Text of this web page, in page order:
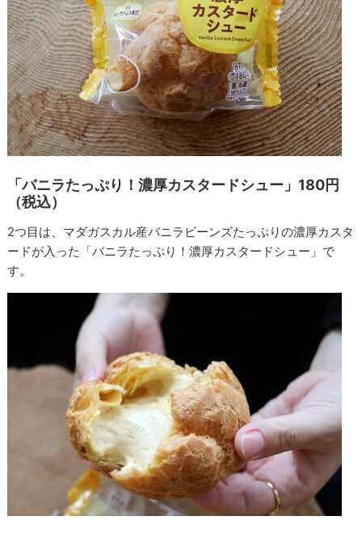
「バニラたっぷり！濃厚カスタードシュー」180円
（税込）
2つ目は、マダガスカル産バニラビーンズたっぷりの濃厚カスタ
ードが入った「バニラたっぷり！濃厚カスタードシュー」で
す。